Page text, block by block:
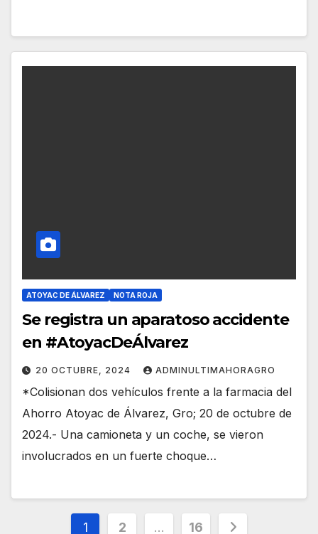
ATOYAC DE ÁLVAREZ NOTA ROJA
Se registra un aparatoso accidente
en #AtoyacDeÁlvarez
20 OCTUBRE, 2024 ADMINULTIMAHORAGRO
*Colisionan dos vehículos frente a la farmacia del
Ahorro Atoyac de Álvarez, Gro; 20 de octubre de
2024.- Una camioneta y un coche, se vieron
involucrados en un fuerte choque…
Paginación
1 2 … 16